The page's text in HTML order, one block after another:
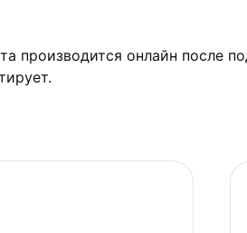
производится онлайн после